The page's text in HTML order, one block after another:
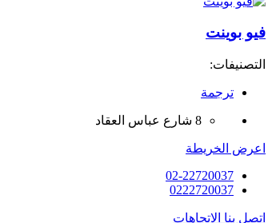
فيو بوينت
التصنيفات:
ترجمة
8 شارع عباس العقاد
اعرض الخريطة
02-22720037
0222720037
اتصل بنا الاتجاهات